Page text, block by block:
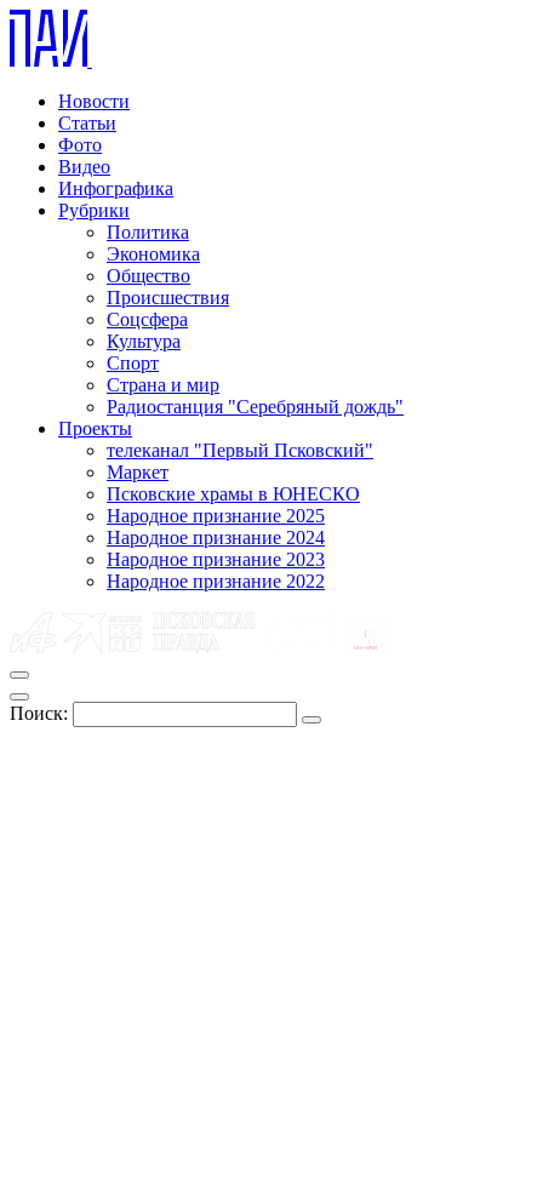
Новости
Статьи
Фото
Видео
Инфографика
Рубрики
Политика
Экономика
Общество
Происшествия
Соцсфера
Культура
Спорт
Страна и мир
Радиостанция "Серебряный дождь"
Проекты
телеканал "Первый Псковский"
Маркет
Псковские храмы в ЮНЕСКО
Народное признание 2025
Народное признание 2024
Народное признание 2023
Народное признание 2022
Поиск: